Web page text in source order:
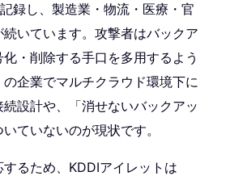
録し、製造業・物流・医療・官
いています。攻撃者はバックア
・削除する手口を多用するよう
企業でマルチクラウド環境下に
設計や、「消せないバックアッ
ていないのが現状です。
るため、KDDIアイレットは